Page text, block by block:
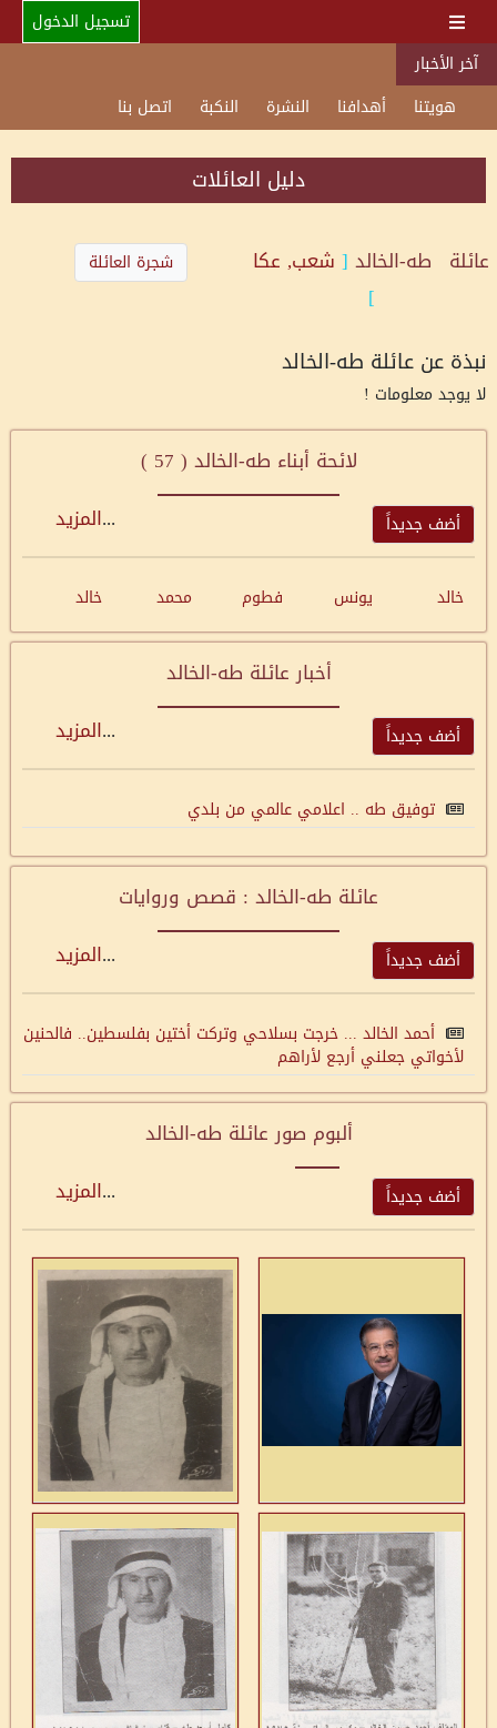
تسجيل الدخول
آخر الأخبار
هويتنا
أهدافنا النشرة النكبة اتصل بنا
دليل العائلات
عائلة طه-الخالد [ شعب, عكا
]
شجرة العائلة
نبذة عن عائلة طه-الخالد
لا يوجد معلومات !
لائحة أبناء طه-الخالد ( 57
)
أضف جديداً ...المزيد
خالد يونس فطوم محمد خالد
أخبار عائلة طه-الخالد
أضف جديداً ...المزيد
توفيق طه .. اعلامي عالمي من بلدي
عائلة طه-الخالد : قصص وروايات
أضف جديداً ...المزيد
أحمد الخالد ... خرجت بسلاحي وتركت أختين بفلسطين.. فالحنين
لأخواتي جعلني أرجع لأراهم
ألبوم صور عائلة طه-الخالد
أضف جديداً ...المزيد